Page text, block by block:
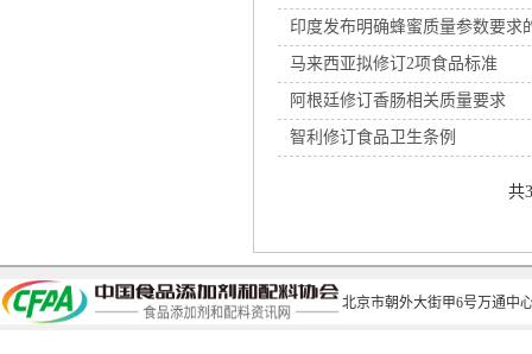
印度发布明确蜂蜜质量参数要求
马来西亚拟修订2项食品标准
阿根廷修订香肠相关质量要求
智利修订食品卫生条例
共
北京市朝外大街甲6号万通中